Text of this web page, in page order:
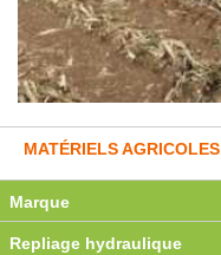
MATÉRIELS AGRICOLES
Marque
Repliage hydraulique